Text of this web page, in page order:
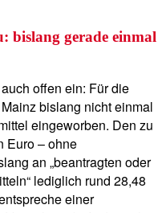
bislang gerade einmal
offen ein: Für die
bislang nicht einmal
eingeworben. Den zu
Euro – ohne
an „beantragten oder
lediglich rund 28,48
einer